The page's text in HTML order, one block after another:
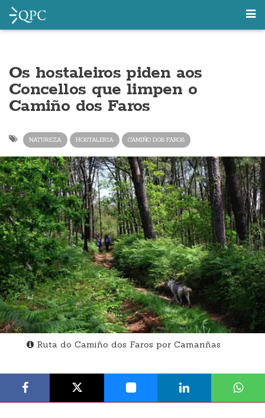
Os hostaleiros piden aos
Concellos que limpen o
Camiño dos Faros
NATUREZA HOSTALERIA CAMIÑO DOS FAROS
Ruta do Camiño dos Faros por Camariñas